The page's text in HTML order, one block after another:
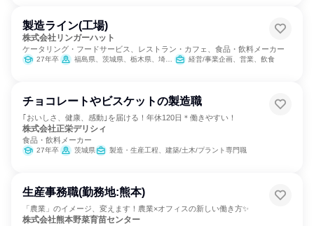
製造ライン(工場)
株式会社リンガーハット
ケータリング・フードサービス、レストラン・カフェ、食品・飲料メーカー
27年卒 福島県、茨城県、栃木県、埼玉県、千葉県、東京都、神奈川県、新潟県、富山県、山梨県、岐阜県、静岡県、愛知県、三重県、滋賀県、京都府、大阪府、兵庫県、奈良県、岡山県、広島県、山口県、福岡県、佐賀県、長崎県、熊本県、大分県、宮崎県、鹿児島県、沖縄県 経営/事業企画、営業、飲食
チョコレートやビスケットの製造職
｢おいしさ、健康、感動｣を届ける！年休120日＊働きやすい！
株式会社正栄デリシィ
食品・飲料メーカー
27年卒 茨城県 製造・生産工程、建築/土木/プラント専門職
生産事務職(勤務地:熊本)
「農業」のイメージ、変えます！農業×オフィスの新しい働き方✨
株式会社熊本野菜育苗センター